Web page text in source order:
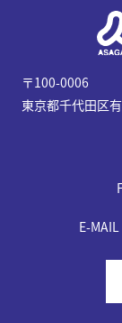
〒100-0006
東京都千代田区
E-MAIL